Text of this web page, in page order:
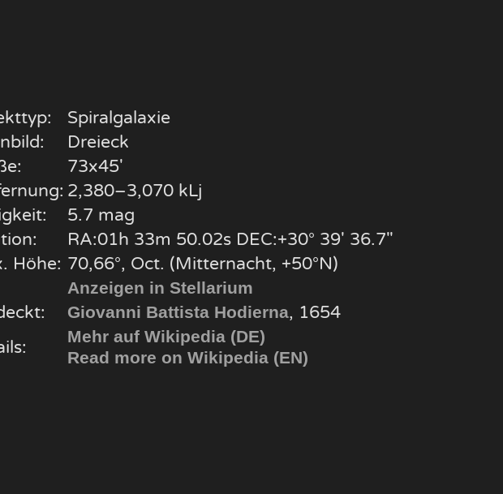
Spiralgalaxie
Dreieck
73x45'
2,380–3,070 kLj
5.7 mag
RA:01h 33m 50.02s DEC:+30° 39′ 36.7″
Höhe: 70,66°, Oct. (Mitternacht, +50°N)
Anzeigen in Stellarium
Giovanni Battista Hodierna, 1654
Mehr auf Wikipedia (DE)
Read more on Wikipedia (EN)